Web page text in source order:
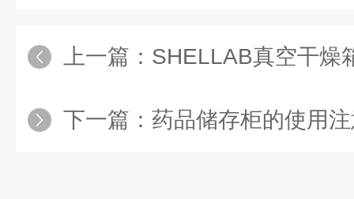
上一篇： SHELLAB真空干燥箱在
下一篇： 药品储存柜的使用